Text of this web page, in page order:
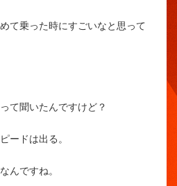
て乗った時にすごいなと思って
て聞いたんですけど？
ードは出る。
んですね。